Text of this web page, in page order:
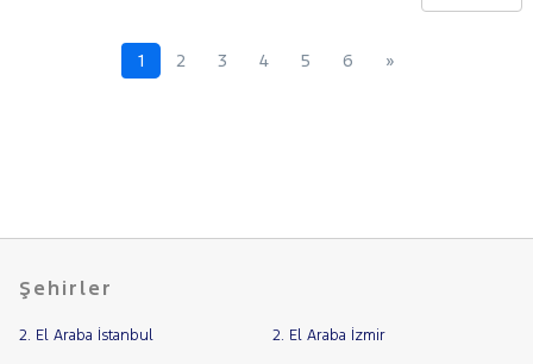
1 2 3 4 5 6 »
Şehirler
2. El Araba İstanbul 2. El Araba İzmir